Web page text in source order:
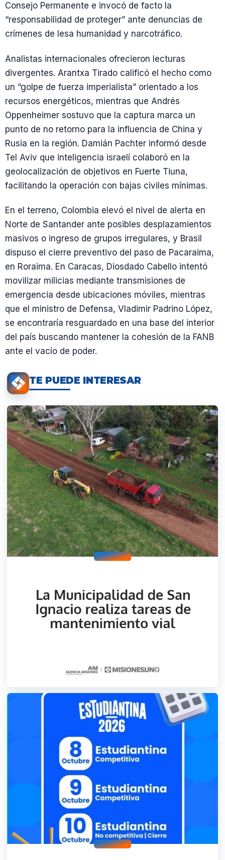
Consejo Permanente e invocó de facto la
“responsabilidad de proteger” ante denuncias de
crímenes de lesa humanidad y narcotráfico.
Analistas internacionales ofrecieron lecturas
divergentes. Arantxa Tirado calificó el hecho como
un “golpe de fuerza imperialista” orientado a los
recursos energéticos, mientras que Andrés
Oppenheimer sostuvo que la captura marca un
punto de no retorno para la influencia de China y
Rusia en la región. Damián Pachter informó desde
Tel Aviv que inteligencia israelí colaboró en la
geolocalización de objetivos en Fuerte Tiuna,
facilitando la operación con bajas civiles mínimas.
En el terreno, Colombia elevó el nivel de alerta en
Norte de Santander ante posibles desplazamientos
masivos o ingreso de grupos irregulares, y Brasil
dispuso el cierre preventivo del paso de Pacaraima,
en Roraima. En Caracas, Diosdado Cabello intentó
movilizar milicias mediante transmisiones de
emergencia desde ubicaciones móviles, mientras
que el ministro de Defensa, Vladimir Padrino López,
se encontraría resguardado en una base del interior
del país buscando mantener la cohesión de la FANB
ante el vacío de poder.
TE PUEDE INTERESAR